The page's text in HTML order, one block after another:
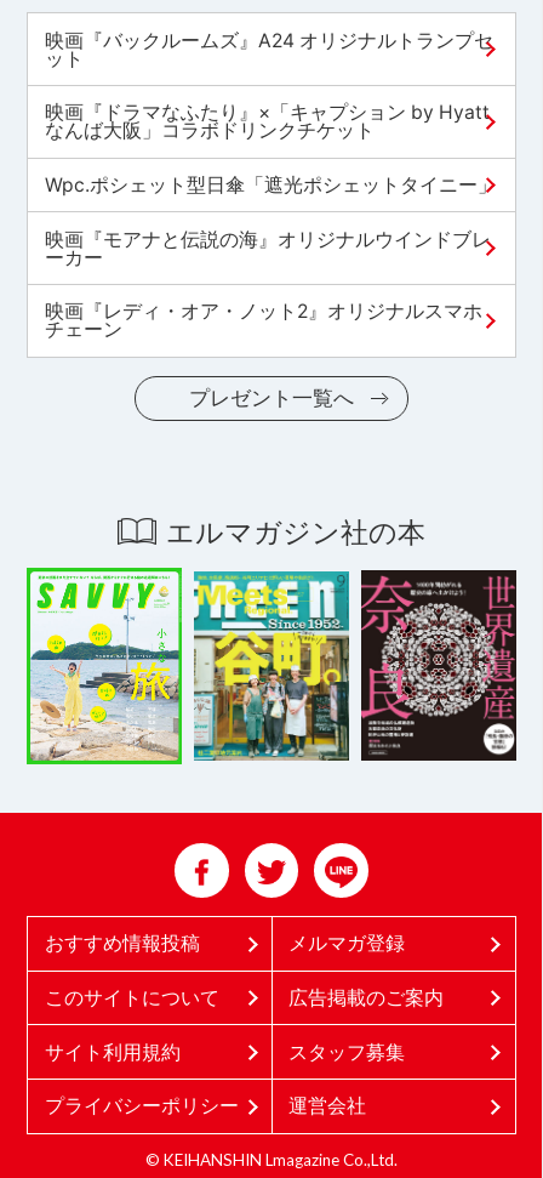
映画『バックルームズ』A24 オリジナルトランプセ
ット
映画『ドラマなふたり』×「キャプション by Hyatt
なんば大阪」コラボドリンクチケット
Wpc.ポシェット型日傘「遮光ポシェットタイニー」
映画『モアナと伝説の海』オリジナルウインドブレ
ーカー
映画『レディ・オア・ノット2』オリジナルスマホ
チェーン
プレゼント一覧へ
エルマガジン社の本
おすすめ情報投稿 メルマガ登録
このサイトについて 広告掲載のご案内
サイト利用規約 スタッフ募集
プライバシーポリシー 運営会社
© KEIHANSHIN Lmagazine Co.,Ltd.